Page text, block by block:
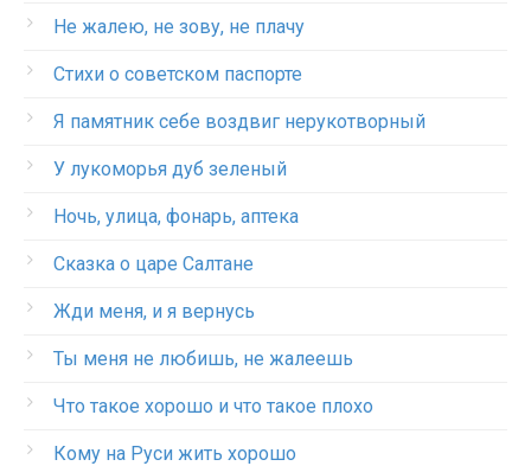
Не жалею, не зову, не плачу
Стихи о советском паспорте
Я памятник себе воздвиг нерукотворный
У лукоморья дуб зеленый
Ночь, улица, фонарь, аптека
Сказка о царе Салтане
Жди меня, и я вернусь
Ты меня не любишь, не жалеешь
Что такое хорошо и что такое плохо
Кому на Руси жить хорошо